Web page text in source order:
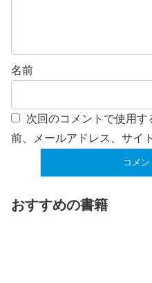
名前
次回のコメントで使用
前、メールアドレス、サイ
おすすめの書籍